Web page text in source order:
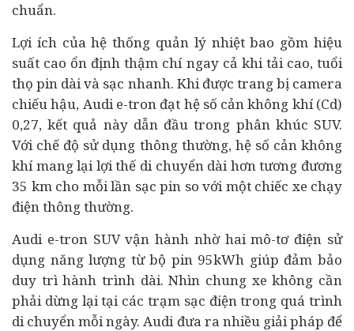
chuẩn.
Lợi ích của hệ thống quản lý nhiệt bao gồm hiệu
suất cao ổn định thậm chí ngay cả khi tải cao, tuổi
thọ pin dài và sạc nhanh. Khi được trang bị camera
chiếu hậu, Audi e-tron đạt hệ số cản không khí (Cd)
0,27, kết quả này dẫn đầu trong phân khúc SUV.
Với chế độ sử dụng thông thường, hệ số cản không
khí mang lại lợi thế di chuyển dài hơn tương đương
35 km cho mỗi lần sạc pin so với một chiếc xe chạy
điện thông thường.
Audi e-tron SUV vận hành nhờ hai mô-tơ điện sử
dụng năng lượng từ bộ pin 95kWh giúp đảm bảo
duy trì hành trình dài. Nhìn chung xe không cần
phải dừng lại tại các trạm sạc điện trong quá trình
di chuyển mỗi ngày. Audi đưa ra nhiều giải pháp để